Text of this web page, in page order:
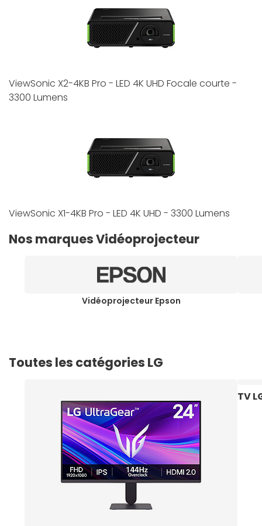
ViewSonic X2-4KB Pro - LED 4K UHD Focale courte -
3300 Lumens
ViewSonic X1-4KB Pro - LED 4K UHD - 3300 Lumens
Nos marques Vidéoprojecteur
Vidéoprojecteur Epson
Toutes les catégories LG
TV